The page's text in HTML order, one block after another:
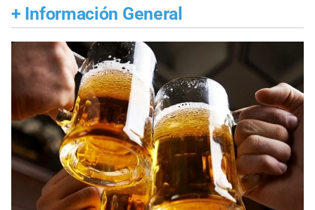
+ Información General